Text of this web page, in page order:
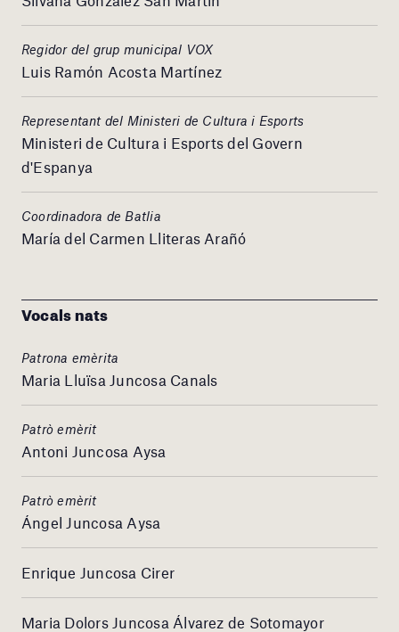
Regidor del grup municipal VOX
Luis Ramón Acosta Martínez
Representant del Ministeri de Cultura i Esports
Ministeri de Cultura i Esports del Govern
d'Espanya
Coordinadora de Batlia
María del Carmen Lliteras Arañó
Vocals nats
Patrona emèrita
Maria Lluïsa Juncosa Canals
Patrò emèrit
Antoni Juncosa Aysa
Patrò emèrit
Ángel Juncosa Aysa
Enrique Juncosa Cirer
Maria Dolors Juncosa Álvarez de Sotomayor